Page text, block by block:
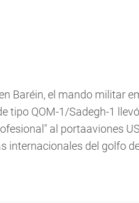
Baréin, el mando militar
tipo QOM-1/Sadegh-1
al portaaviones
internacionales del golfo